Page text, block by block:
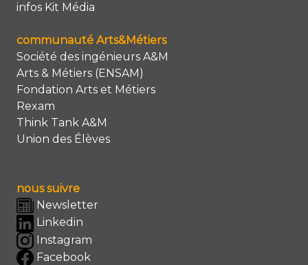
infos Kit Média
communauté Arts&Métiers
Société des ingénieurs A&M
Arts & Métiers (ENSAM)
Fondation Arts et Métiers
Rexam
Think Tank A&M
Union des Élèves
nous suivre
Newsletter
Linkedin
Instagram
Facebook